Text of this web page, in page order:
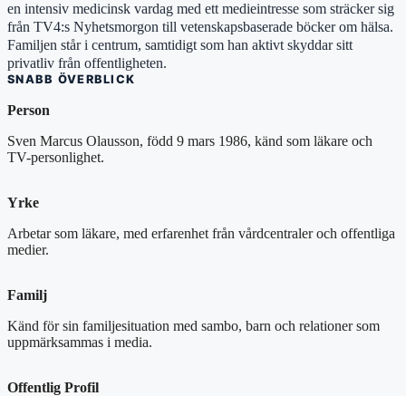
en intensiv medicinsk vardag med ett medieintresse som sträcker sig
från TV4:s Nyhetsmorgon till vetenskapsbaserade böcker om hälsa.
Familjen står i centrum, samtidigt som han aktivt skyddar sitt
privatliv från offentligheten.
SNABB ÖVERBLICK
Person
Sven Marcus Olausson, född 9 mars 1986, känd som läkare och
TV-personlighet.
Yrke
Arbetar som läkare, med erfarenhet från vårdcentraler och offentliga
medier.
Familj
Känd för sin familjesituation med sambo, barn och relationer som
uppmärksammas i media.
Offentlig Profil